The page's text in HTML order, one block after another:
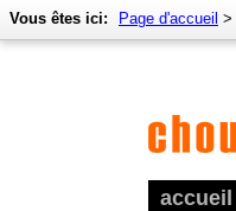
accueil
Vous êtes ici: Page d'accueil >